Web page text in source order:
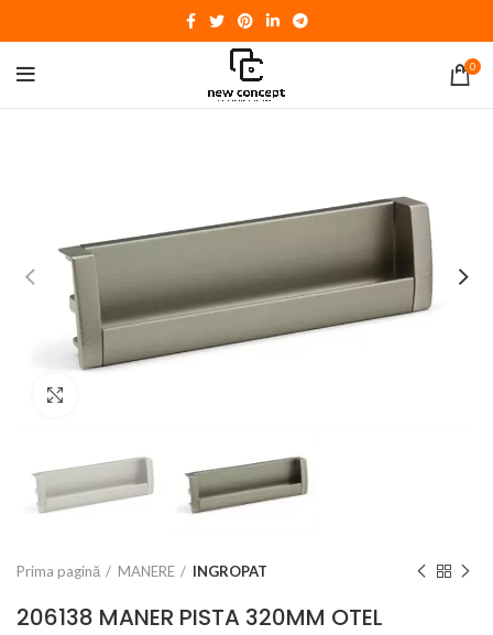
0
Prima pagină MANERE INGROPAT
206138 MANER PISTA 320MM OTEL